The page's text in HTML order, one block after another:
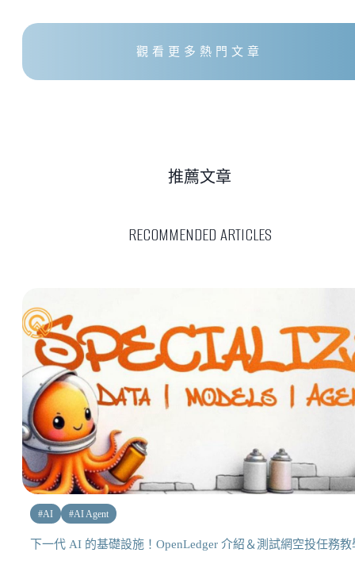
觀看更多熱門文章
RECOMMENDED ARTICLES
推薦文章
#AI #AI Agent
下一代 AI 的基礎設施！OpenLedger 介紹＆測試網空投任務教